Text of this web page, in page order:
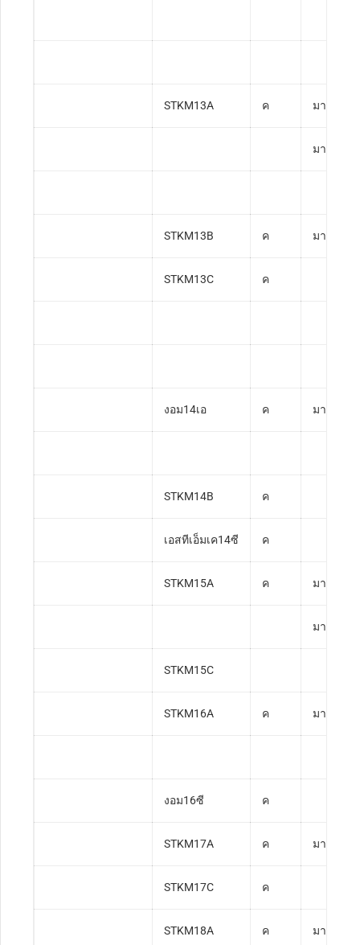
STKM13A ค มาตรฐา
มาตรฐา
STKM13B ค มาตรฐา
STKM13C ค
งอม14เอ ค มาตรฐา
STKM14B ค
เอสทีเอ็มเค14ซี ค
STKM15A ค มาตรฐา
มาตรฐา
STKM15C
STKM16A ค มาตรฐา
งอม16ซี ค
STKM17A ค มาตรฐา
STKM17C ค
STKM18A ค มาตรฐา